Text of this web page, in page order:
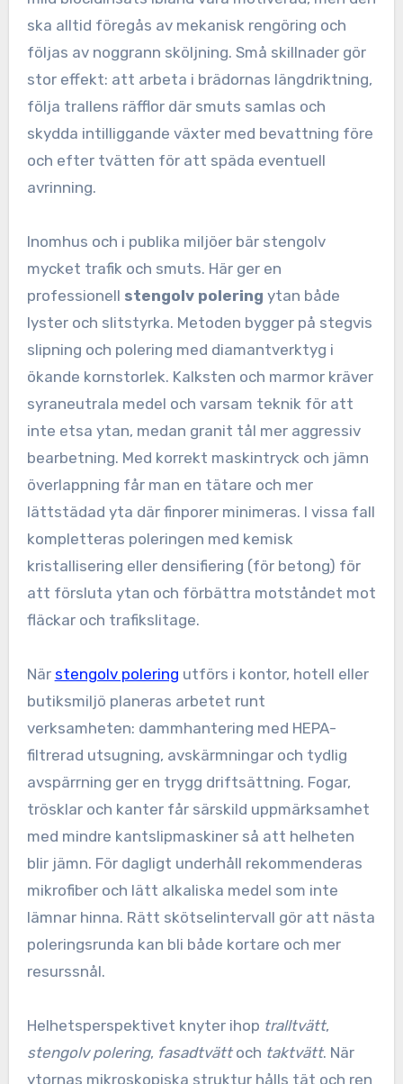
ska alltid föregås av mekanisk rengöring och
följas av noggrann sköljning. Små skillnader gör
stor effekt: att arbeta i brädornas längdriktning,
följa trallens räfflor där smuts samlas och
skydda intilliggande växter med bevattning före
och efter tvätten för att späda eventuell
avrinning.
Inomhus och i publika miljöer bär stengolv
mycket trafik och smuts. Här ger en
professionell stengolv polering ytan både
lyster och slitstyrka. Metoden bygger på stegvis
slipning och polering med diamantverktyg i
ökande kornstorlek. Kalksten och marmor kräver
syraneutrala medel och varsam teknik för att
inte etsa ytan, medan granit tål mer aggressiv
bearbetning. Med korrekt maskintryck och jämn
överlappning får man en tätare och mer
lättstädad yta där finporer minimeras. I vissa fall
kompletteras poleringen med kemisk
kristallisering eller densifiering (för betong) för
att försluta ytan och förbättra motståndet mot
fläckar och trafikslitage.
När stengolv polering utförs i kontor, hotell eller
butiksmiljö planeras arbetet runt
verksamheten: dammhantering med HEPA-
filtrerad utsugning, avskärmningar och tydlig
avspärrning ger en trygg driftsättning. Fogar,
trösklar och kanter får särskild uppmärksamhet
med mindre kantslipmaskiner så att helheten
blir jämn. För dagligt underhåll rekommenderas
mikrofiber och lätt alkaliska medel som inte
lämnar hinna. Rätt skötselintervall gör att nästa
poleringsrunda kan bli både kortare och mer
resurssnål.
Helhetsperspektivet knyter ihop tralltvätt,
stengolv polering, fasadtvättoch taktvätt. När
ytornas mikroskopiska struktur hålls tät och ren